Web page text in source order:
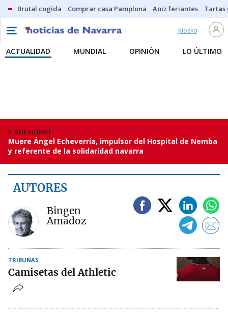
Brutal cogida Comprar casa Pamplona Aoiz feriantes Tartas
Kiosko
ACTUALIDAD MUNDIAL OPINIÓN LO ÚLTIMO
SOCIEDAD
Muere Ángel Echeverría, impulsor del Hospital de Nemba
y referente de la solidaridad navarra
AUTORES
Bingen
Amadoz
TRIBUNAS
Camisetas del Athletic